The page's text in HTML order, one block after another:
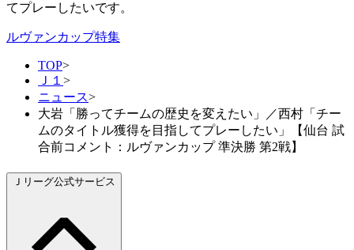
てプレーしたいです。
ルヴァンカップ特集
TOP>
Ｊ１ >
ニュース>
大岩「勝ってチームの歴史を変えたい」／西村「チー
ムのタイトル獲得を目指してプレーしたい」【仙台 試
合前コメント：ルヴァンカップ 準決勝 第2戦】
Ｊリーグ公式サービス